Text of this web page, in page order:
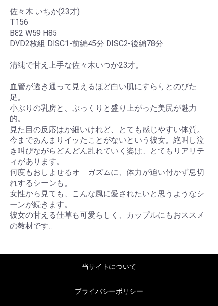
佐々木 いちか(23才)
T156
B82 W59 H85
DVD2枚組 DISC1-前編45分 DISC2-後編78分
清純で甘え上手な佐々木いつか23才。
血管が透き通って見えるほど白い肌にすらりとのびた
足。
小ぶりの乳房と、ぷっくりと盛り上がった美尻が魅力
的。
見た目の反応はか細いけれど、とても感じやすい体質。
今まであんまりイッたことがないという彼女。絶叫し泣
き叫びながらどんどん乱れていく姿は、とてもリアリテ
ィがあります。
何度もおしよせるオーガズムに、体力が追い付かず息切
れするシーンも。
女性から見ても、こんな風に愛されたいと思うようなシ
ーンが続きます。
彼女の甘える仕草も可愛らしく、カップルにもおススメ
の教材です。
当サイトについて
プライバシーポリシー